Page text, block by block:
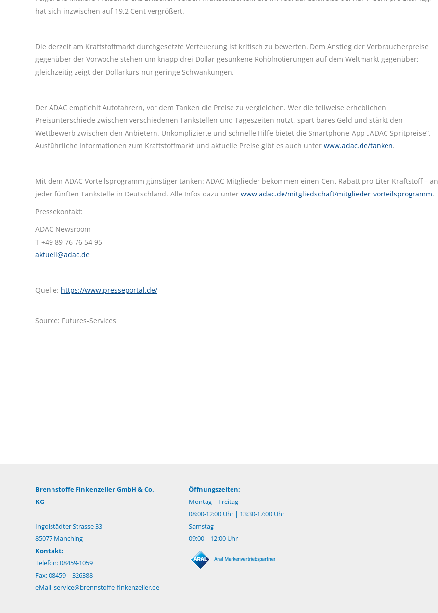
hat sich inzwischen auf 19,2 Cent vergrößert.
Die derzeit am Kraftstoffmarkt durchgesetzte Verteuerung ist kritisch zu bewerten. Dem Anstieg der Verbraucherpreise
gegenüber der Vorwoche stehen um knapp drei Dollar gesunkene Rohölnotierungen auf dem Weltmarkt gegenüber;
gleichzeitig zeigt der Dollarkurs nur geringe Schwankungen.
Der ADAC empfiehlt Autofahrern, vor dem Tanken die Preise zu vergleichen. Wer die teilweise erheblichen
Preisunterschiede zwischen verschiedenen Tankstellen und Tageszeiten nutzt, spart bares Geld und stärkt den
Wettbewerb zwischen den Anbietern. Unkomplizierte und schnelle Hilfe bietet die Smartphone-App „ADAC Spritpreise“.
Ausführliche Informationen zum Kraftstoffmarkt und aktuelle Preise gibt es auch unter www.adac.de/tanken.
Mit dem ADAC Vorteilsprogramm günstiger tanken: ADAC Mitglieder bekommen einen Cent Rabatt pro Liter Kraftstoff – an
jeder fünften Tankstelle in Deutschland. Alle Infos dazu unter www.adac.de/mitgliedschaft/mitglieder-vorteilsprogramm.
Pressekontakt:
ADAC Newsroom
T +49 89 76 76 54 95
aktuell@adac.de
Quelle: https://www.presseportal.de/
Source: Futures-Services
Brennstoffe Finkenzeller GmbH & Co.
KG
Ingolstädter Strasse 33
85077 Manching
Kontakt:
Telefon: 08459-1059
Fax: 08459 – 326388
eMail:service@brennstoffe-finkenzeller.de
Öffnungszeiten:
Montag – Freitag
08:00-12:00 Uhr | 13:30-17:00 Uhr
Samstag
09:00 – 12:00 Uhr